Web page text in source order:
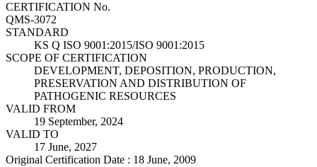
CERTIFICATION No.
QMS-3072
STANDARD
KS Q ISO 9001:2015/ISO 9001:2015
SCOPE OF CERTIFICATION
DEVELOPMENT, DEPOSITION, PRODUCTION,
PRESERVATION AND DISTRIBUTION OF
PATHOGENIC RESOURCES
VALID FROM
19 September, 2024
VALID TO
17 June, 2027
Original Certification Date : 18 June, 2009